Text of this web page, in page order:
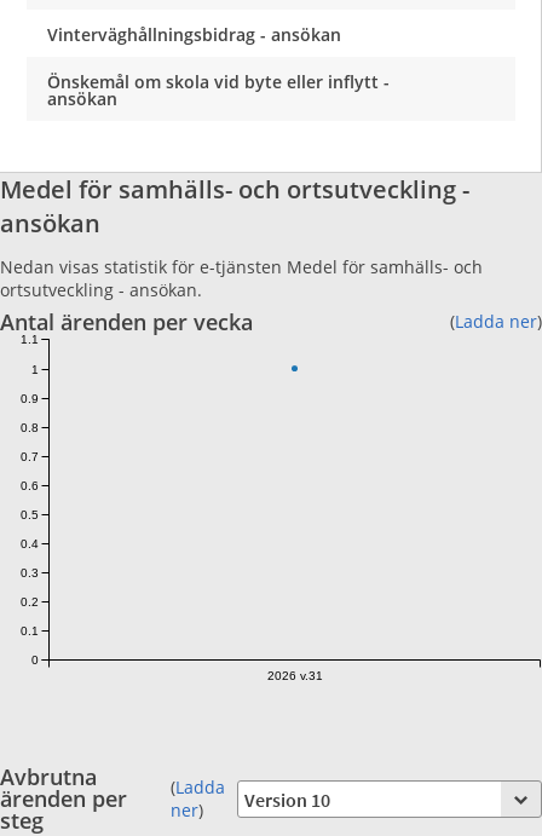
Vinterväghållningsbidrag - ansökan
Önskemål om skola vid byte eller inflytt -
ansökan
Medel för samhälls- och ortsutveckling -
ansökan
Nedan visas statistik för e-tjänsten Medel för samhälls- och
ortsutveckling - ansökan.
Antal ärenden per vecka (Ladda ner)
2026 v.31
0
0.1
0.2
0.3
0.4
0.5
0.6
0.7
0.8
0.9
1
1.1
Avbrutna
ärenden per
steg
(Ladda
ner)